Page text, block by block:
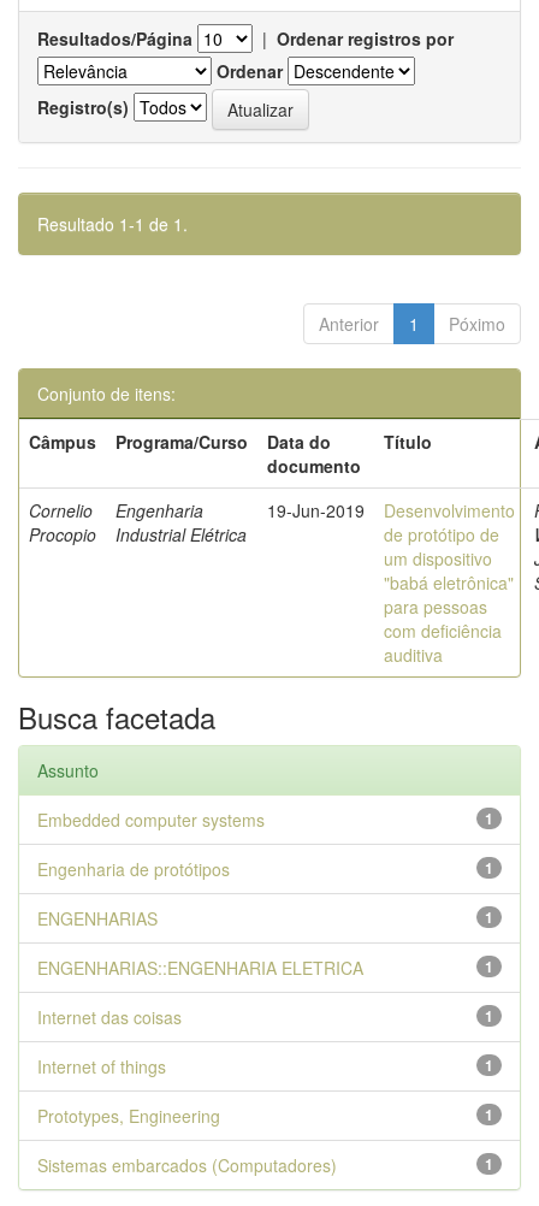
Resultados/Página | Ordenar registros por
Ordenar
Registro(s)
Resultado 1-1 de 1.
Anterior 1 Póximo
Conjunto de itens:
Câmpus
Programa/Curso
Data do
documento
Título
Cornelio
Procopio
Engenharia
Industrial Elétrica
19-Jun-2019
Desenvolvimento
de protótipo de
um dispositivo
"babá eletrônica"
para pessoas
com deficiência
auditiva
Busca facetada
Assunto
1
Embedded computer systems
1
Engenharia de protótipos
1
ENGENHARIAS
1
ENGENHARIAS::ENGENHARIA ELETRICA
1
Internet das coisas
1
Internet of things
1
Prototypes, Engineering
1
Sistemas embarcados (Computadores)